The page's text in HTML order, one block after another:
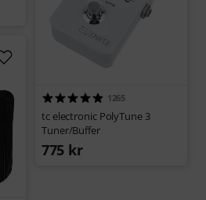
1265
tc electronic PolyTune 3
Tuner/Buffer
775 kr